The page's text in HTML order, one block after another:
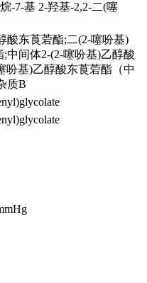
-7-基 2-羟基-2,2-二(噻
酸东莨菪酯;二(2-噻吩基)
中间体2-(2-噻吩基)乙醇酸
吩基)乙醇酸东莨菪酯（中
质B